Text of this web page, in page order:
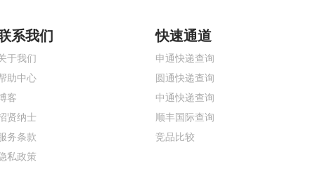
系我们
于我们
助中心
客
贤纳士
务条款
私政策
快速通道
申通快递查询
圆通快递查询
中通快递查询
顺丰国际查询
竞品比较